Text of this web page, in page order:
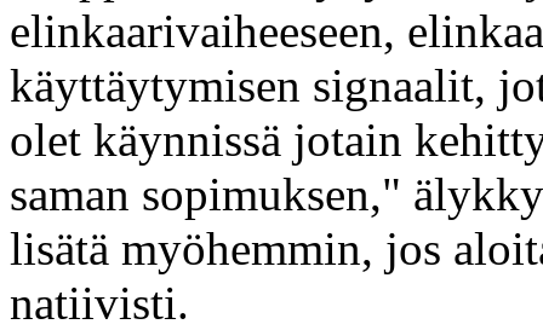
elinkaarivaiheeseen,
käyttäytymisen signaalit,
olet käynnissä jotain
saman sopimuksen,"
lisätä myöhemmin, jos
natiivisti.